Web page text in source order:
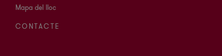
Mapa del lloc
CONTACTE